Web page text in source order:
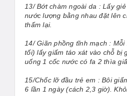
13/ Bớt chàm ngoài da : Lấy
nước lượng bằng nhau đặt lên
thấm lại.
14/ Giãn phồng tĩnh mạch :
tối) lấy giấm táo xát vào chỗ bị
uống 1 cốc nước có fa 2 thìa
15/Chốc lỡ đầu trẻ em : Bôi
6 lần 1 ngày (cách 2,3 giờ).